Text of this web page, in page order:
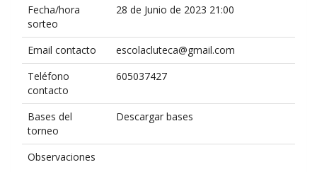
Fecha/hora
sorteo
28 de Junio de 2023 21:00
Email contacto
escolacluteca@gmail.com
Teléfono
contacto
605037427
Bases del
torneo
Descargar bases
Observaciones